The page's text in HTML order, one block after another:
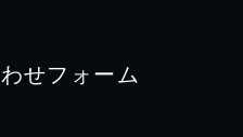
せフォーム